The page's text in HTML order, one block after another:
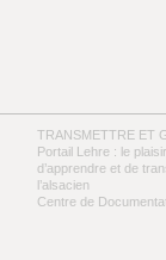
TRANSMETTRE ET
Portail Lehre : le plaisir
d’apprendre et de
l’alsacien
Centre de